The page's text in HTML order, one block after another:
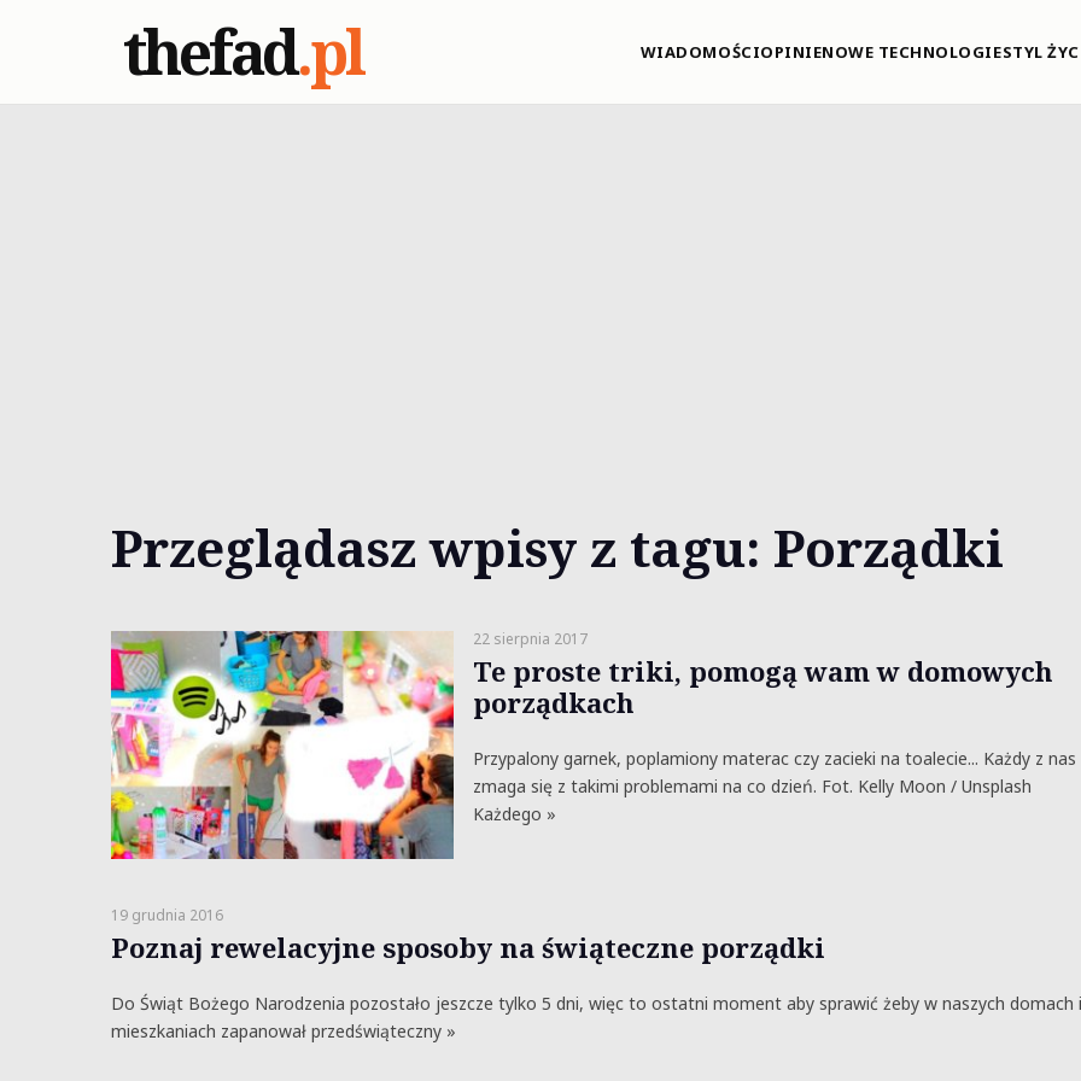
thefad.pl WIADOMOŚCIOPINIENOWE TECHNOLOGIESTYL
Przeglądasz wpisy z tagu: Porządki
22 sierpnia 2017
Te proste triki, pomogą wam w domowych
porządkach
Przypalony garnek, poplamiony materac czy zacieki na toalecie... Każdy z nas
zmaga się z takimi problemami na co dzień. Fot. Kelly Moon / Unsplash
Każdego »
19 grudnia 2016
Poznaj rewelacyjne sposoby na świąteczne porządki
Do Świąt Bożego Narodzenia pozostało jeszcze tylko 5 dni, więc to ostatni moment aby sprawić żeby w naszych domach i
mieszkaniach zapanował przedświąteczny »